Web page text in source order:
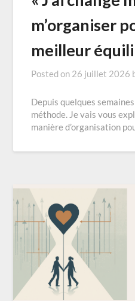
m’organiser
meilleur
Posted on 26 juillet 2026
Depuis quelques
méthode. Je vais vous
manière d’organisation